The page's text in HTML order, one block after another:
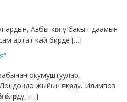
Азбы-көппү бакыт даамын
артат кай бирде […]
окумуштуулар,
жыйын өткөрдү. Илимпоз
[…]